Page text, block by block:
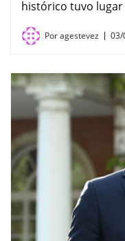
histórico tuvo
Poragestevez 03/